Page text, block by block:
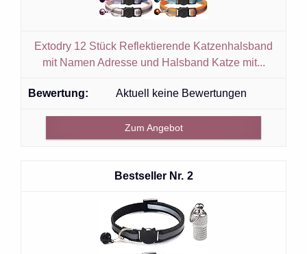
Extodry 12 Stück Reflektierende Katzenhalsband
mit Namen Adresse und Halsband Katze mit...
Aktuell keine Bewertungen
Zum Angebot
2